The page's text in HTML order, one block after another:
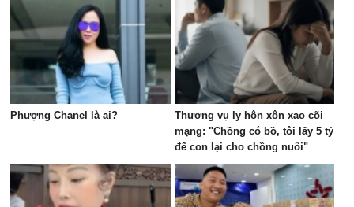
Phượng Chanel là ai?
Thương vụ ly hôn xôn xao cõi
mạng: "Chồng có bồ, tôi lấy 5 tỷ
để con lại cho chồng nuôi"